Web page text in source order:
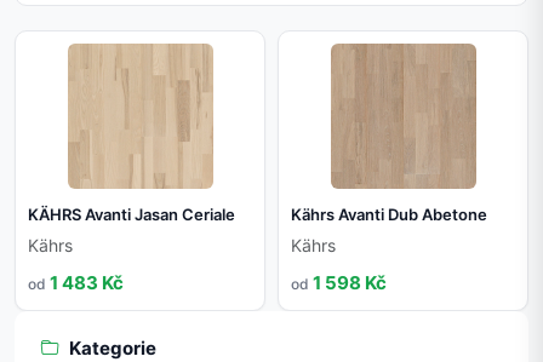
KÄHRS Avanti Jasan Ceriale
Kährs
od 1 483 Kč
Kährs Avanti Dub Abetone
Kährs
od 1 598 Kč
Kategorie